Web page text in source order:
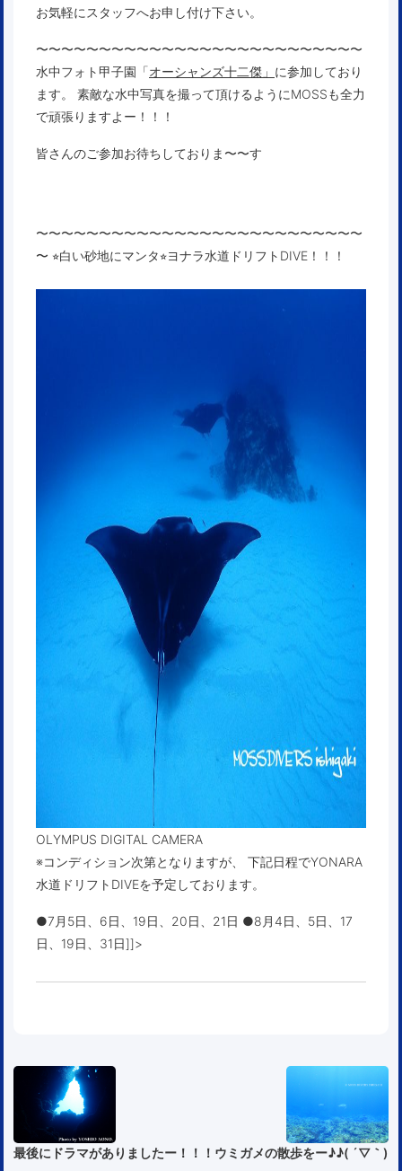
お気軽にスタッフへお申し付け下さい。
〜〜〜〜〜〜〜〜〜〜〜〜〜〜〜〜〜〜〜〜〜〜〜〜〜〜
水中フォト甲子園「オーシャンズ十二傑」 に参加しており
ます。 素敵な水中写真を撮って頂けるようにMOSSも全力
で頑張りますよー！！！
皆さんのご参加お待ちしておりま〜〜す
〜〜〜〜〜〜〜〜〜〜〜〜〜〜〜〜〜〜〜〜〜〜〜〜〜〜
〜 ⭐︎白い砂地にマンタ⭐︎ヨナラ水道ドリフトDIVE！！！
OLYMPUS DIGITAL CAMERA
※コンディション次第となりますが、 下記日程でYONARA
水道ドリフトDIVEを予定しております。
●7月5日、6日、19日、20日、21日 ●8月4日、5日、17
日、19日、31日]]>
最後にドラマがありましたー！！！ ウミガメの散歩をー♪♪( ´▽｀)